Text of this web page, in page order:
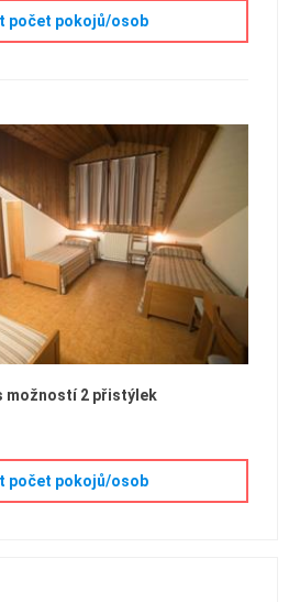
počet pokojů/osob
možností 2 přistýlek
počet pokojů/osob